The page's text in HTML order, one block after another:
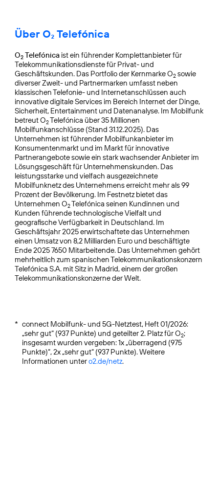
Über O₂ Telefónica
O2 Telefónica ist ein führender Komplettanbieter für
Telekommunikationsdienste für Privat- und
Geschäftskunden. Das Portfolio der Kernmarke O2 sowie
diverser Zweit- und Partnermarken umfasst neben
klassischen Telefonie- und Internetanschlüssen auch
innovative digitale Services im Bereich Internet der Dinge,
Sicherheit, Entertainment und Datenanalyse. Im Mobilfunk
betreut O2Telefónica über 35 Millionen
Mobilfunkanschlüsse (Stand 31.12.2025). Das
Unternehmen ist führender Mobilfunkanbieter im
Konsumentenmarkt und im Markt für innovative
Partnerangebote sowie ein stark wachsender Anbieter im
Lösungsgeschäft für Unternehmenskunden. Das
leistungsstarke und vielfach ausgezeichnete
Mobilfunknetz des Unternehmens erreicht mehr als 99
Prozent der Bevölkerung. Im Festnetz bietet das
Unternehmen O2Telefónica seinen Kundinnen und
Kunden führende technologische Vielfalt und
geografische Verfügbarkeit in Deutschland. Im
Geschäftsjahr 2025 erwirtschaftete das Unternehmen
einen Umsatz von 8,2 Milliarden Euro und beschäftigte
Ende 2025 7650 Mitarbeitende. Das Unternehmen gehört
mehrheitlich zum spanischen Telekommunikationskonzern
Telefónica S.A. mit Sitz in Madrid, einem der großen
Telekommunikationskonzerne der Welt.
* connect Mobilfunk- und 5G-Netztest, Heft 01/2026:
„sehr gut“ (937 Punkte) und geteilter 2. Platz für O2;
insgesamt wurden vergeben: 1x „überragend (975
Punkte)“, 2x „sehr gut“ (937 Punkte). Weitere
Informationen untero2.de/netz.